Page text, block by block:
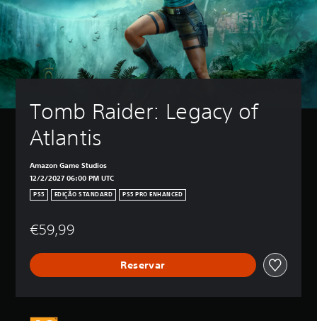
Tomb Raider: Legacy of
Atlantis
Amazon Game Studios
12/2/2027 06:00 PM UTC
PS5 EDIÇÃO STANDARD PS5 PRO ENHANCED
€59,99
Reservar